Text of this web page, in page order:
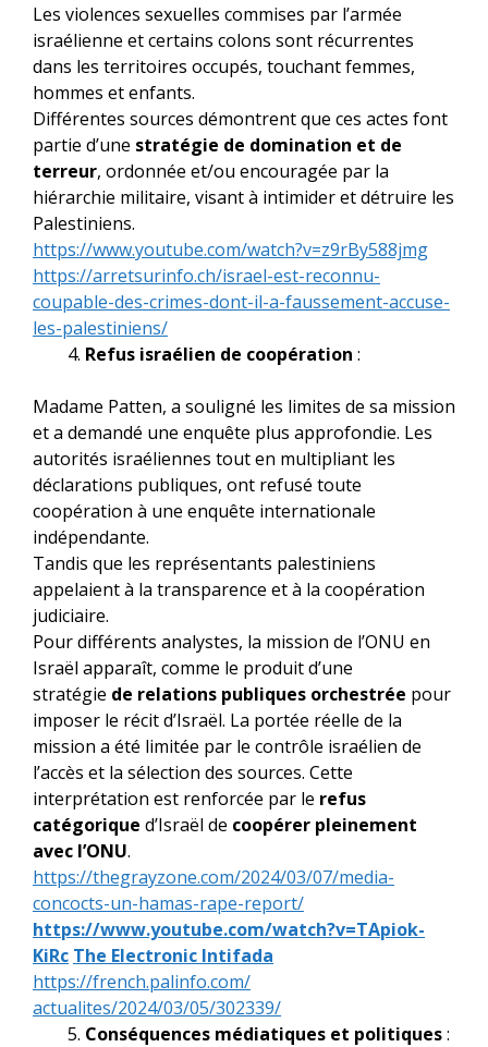
Les violences sexuelles commises par l’armée
israélienne et certains colons sont récurrentes
dans les territoires occupés, touchant femmes,
hommes et enfants.
Différentes sources démontrent que ces actes font
partie d’une stratégie de domination et de
terreur, ordonnée et/ou encouragée par la
hiérarchie militaire, visant à intimider et détruire les
Palestiniens.
https://www.youtube.com/watch?v=z9rBy588jmg
https://arretsurinfo.ch/israel-est-reconnu-
coupable-des-crimes-dont-il-a-faussement-accuse-
les-palestiniens/
Refus israélien de coopération :
Madame Patten, a souligné les limites de sa mission
et a demandé une enquête plus approfondie. Les
autorités israéliennes tout en multipliant les
déclarations publiques, ont refusé toute
coopération à une enquête internationale
indépendante.
Tandis que les représentants palestiniens
appelaient à la transparence et à la coopération
judiciaire.
Pour différents analystes, la mission de l’ONU en
Israël apparaît, comme le produit d’une
stratégie de relations publiques orchestrée pour
imposer le récit d’Israël. La portée réelle de la
mission a été limitée par le contrôle israélien de
l’accès et la sélection des sources. Cette
interprétation est renforcée par le refus
catégorique d’Israël de coopérer pleinement
avec l’ONU.
https://thegrayzone.com/2024/03/07/media-
concocts-un-hamas-rape-report/
https://www.youtube.com/watch?v=TApiok-
KiRc The Electronic Intifada
https://french.palinfo.com/
actualites/2024/03/05/302339/
Conséquences médiatiques et politiques: